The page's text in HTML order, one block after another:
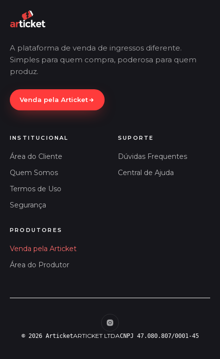
A plataforma de venda de ingressos diferente.
Simples para quem compra, poderosa para quem
produz.
Venda pela Articket
INSTITUCIONAL
Área do Cliente
Quem Somos
Termos de Uso
Segurança
SUPORTE
Dúvidas Frequentes
Central de Ajuda
PRODUTORES
Venda pela Articket
Área do Produtor
© 2026 ArticketARTICKET LTDACNPJ 47.080.807/0001-45